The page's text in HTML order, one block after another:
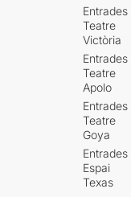
Entrades
Teatre
Victòria
Entrades
Teatre
Apolo
Entrades
Teatre
Goya
Entrades
Espai
Texas